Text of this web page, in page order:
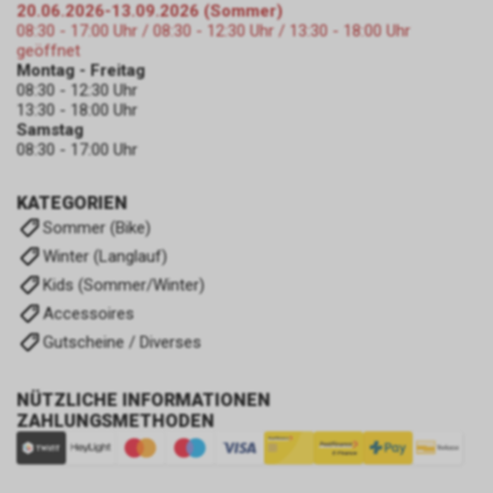
KATEGORIEN
Sommer (Bike)
Winter (Langlauf)
Kids (Sommer/Winter)
Accessoires
Gutscheine / Diverses
NÜTZLICHE INFORMATIONEN
ZAHLUNGSMETHODEN
20.06.2026-13.09.2026 (Sommer)
08:30 - 17:00 Uhr / 08:30 - 12:30 Uhr / 13:30 - 18:00 Uhr
geöffnet
Montag - Freitag
08:30 - 12:30 Uhr
13:30 - 18:00 Uhr
Samstag
08:30 - 17:00 Uhr